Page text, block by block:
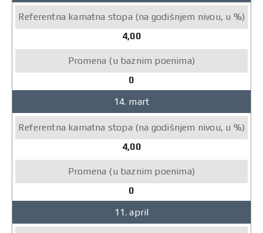
Promena
(u
poenima)
4,00
0
14. mart
4,00
0
11. april